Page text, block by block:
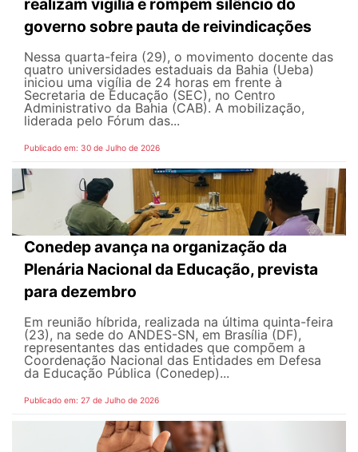
realizam vigília e rompem silêncio do
governo sobre pauta de reivindicações
Nessa quarta-feira (29), o movimento docente das
quatro universidades estaduais da Bahia (Ueba)
iniciou uma vigília de 24 horas em frente à
Secretaria de Educação (SEC), no Centro
Administrativo da Bahia (CAB). A mobilização,
liderada pelo Fórum das...
Publicado em: 30 de Julho de 2026
Conedep avança na organização da
Plenária Nacional da Educação, prevista
para dezembro
Em reunião híbrida, realizada na última quinta-feira
(23), na sede do ANDES-SN, em Brasília (DF),
representantes das entidades que compõem a
Coordenação Nacional das Entidades em Defesa
da Educação Pública (Conedep)...
Publicado em: 27 de Julho de 2026